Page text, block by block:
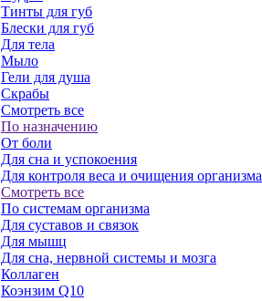
Тинты для губ
Блески для губ
Для тела
Мыло
Гели для душа
Скрабы
Смотреть все
По назначению
От боли
Для сна и успокоения
Для контроля веса и очищения организма
Смотреть все
По системам организма
Для суставов и связок
Для мышц
Для сна, нервной системы и мозга
Коллаген
Коэнзим Q10